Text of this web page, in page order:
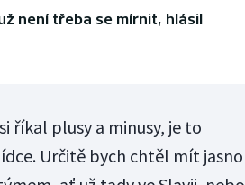
není třeba se mírnit, hlásil
říkal plusy a minusy, je to
Určitě bych chtěl mít jasno